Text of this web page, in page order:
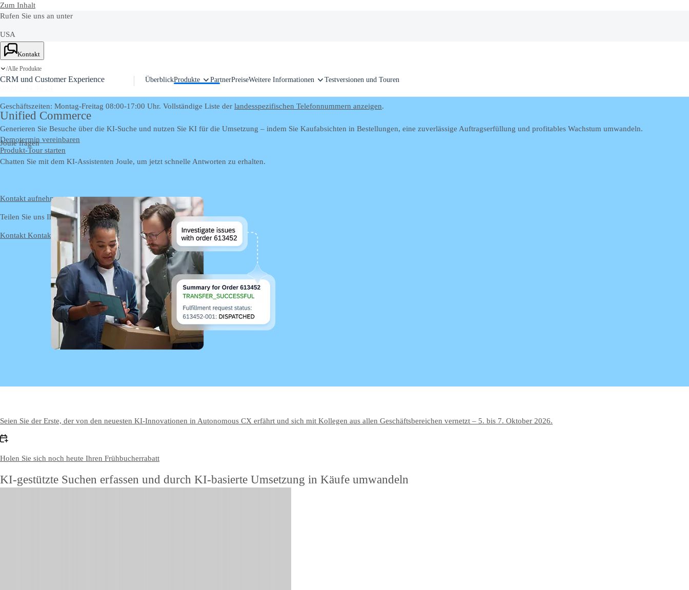
Zum Inhalt
Rufen Sie uns an unter
USA
+1-800-872-1727
Deutschland
Geschäftszeiten: Montag-Freitag 08:00-17:00 Uhr. Vollständige Liste der landesspezifischen Telefonnummern anzeigen.
Joule fragen
Chatten Sie mit dem KI-Assistenten Joule, um jetzt schnelle Antworten zu erhalten.
Kontakt aufnehmen
Teilen Sie uns Ihr Feedback oder Ihre Fragen per E-Mail mit.
Kontakt Kontakt aufnehmen
Ask Joule
Kontakt
/Alle Produkte
CRM und Customer Experience ÜberblickProdukte PartnerPreiseWeitere Informationen Testversionen und Touren
Unified Commerce
Generieren Sie Besuche über die KI-Suche und nutzen Sie KI für die Umsetzung – indem Sie Kaufabsichten in Bestellungen, eine zuverlässige Auftragserfüllung und profitables Wachstum umwandeln.
Demotermin vereinbaren
Produkt-Tour starten
Seien Sie der Erste, der von den neuesten KI-Innovationen in Autonomous CX erfährt und sich mit Kollegen aus allen Geschäftsbereichen vernetzt – 5. bis 7. Oktober 2026.
Holen Sie sich noch heute Ihren Frühbucherrabatt
KI-gestützte Suchen erfassen und durch KI-basierte Umsetzung in Käufe umwandeln